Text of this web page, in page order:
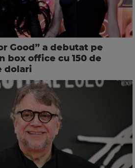
Good” a debutat pe
box office cu 150 de
dolari